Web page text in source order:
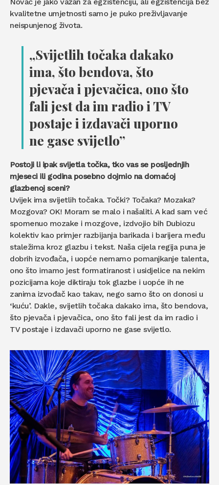
kvalitetne umjetnosti samo je puko preživljavanje
neispunjenog života.
„Svijetlih točaka dakako
ima, što bendova, što
pjevača i pjevačica, ono što
fali jest da im radio i TV
postaje i izdavači uporno
ne gase svijetlo”
Postoji li ipak svijetla točka, tko vas se posljednjih
mjeseci ili godina posebno dojmio na domaćoj
glazbenoj sceni?
Uvijek ima svijetlih točaka. Točki? Točaka? Mozaka?
Mozgova? OK! Moram se malo i našaliti. A kad sam već
spomenuo mozake i mozgove, izdvojio bih Dubiozu
kolektiv kao primjer razbijanja barikada i barijera među
staležima kroz glazbu i tekst. Naša cijela regija puna je
dobrih izvođača, i uopće nemamo pomanjkanje talenta,
ono što imamo jest formatiranost i usidjelice na nekim
pozicijama koje diktiraju tok glazbe i uopće ih ne
zanima izvođač kao takav, nego samo što on donosi u
‘kuću’. Dakle, svijetlih točaka dakako ima, što bendova,
što pjevača i pjevačica, ono što fali jest da im radio i
TV postaje i izdavači uporno ne gase svijetlo.